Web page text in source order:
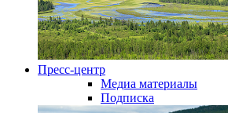
Пресс-центр
Медиа материалы
Подписка